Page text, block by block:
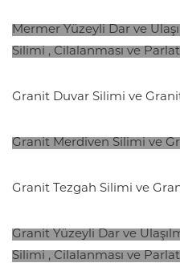
Mermer Yüzeyli Dar ve
Silimi , Cilalanması ve
Granit Duvar Silimi ve
Granit Merdiven Silimi ve
Granit Tezgah Silimi ve
Granit Yüzeyli Dar ve
Silimi , Cilalanması ve